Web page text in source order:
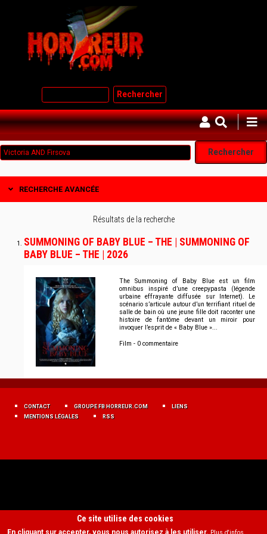
Rechercher
RECHERCHE AVANCÉE
Résultats de la recherche
SUMMONING OF BABY BLUE – THE | SUMMONING OF
BABY BLUE – THE | 2026
The Summoning of Baby Blue est un film
omnibus inspiré d’une creepypasta (légende
urbaine effrayante diffusée sur Internet). Le
scénario s’articule autour d’un terrifiant rituel de
salle de bain où une jeune fille doit raconter une
histoire de fantôme devant un miroir pour
invoquer l’esprit de « Baby Blue »...
Film - 0 commentaire
MENU
FR
CONTACT GROUPE FB HORREUR.COM
LIENS
MENTIONS LÉGALES
RSS
Ce site utilise des cookies
En cliquant sur accepter, vous nous autorisez à les utiliser.